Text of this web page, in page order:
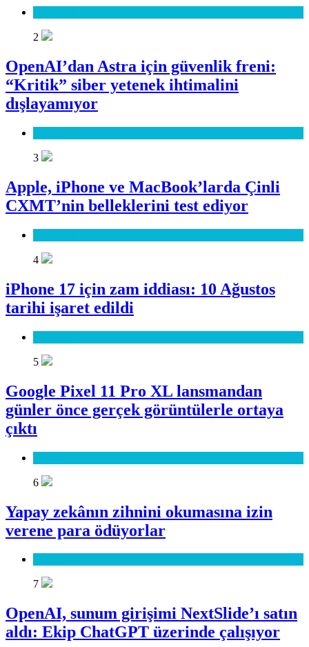
2
OpenAI’dan Astra için güvenlik freni:
“Kritik” siber yetenek ihtimalini
dışlayamıyor
3
Apple, iPhone ve MacBook’larda Çinli
CXMT’nin belleklerini test ediyor
4
iPhone 17 için zam iddiası: 10 Ağustos
tarihi işaret edildi
5
Google Pixel 11 Pro XL lansmandan
günler önce gerçek görüntülerle ortaya
çıktı
6
Yapay zekânın zihnini okumasına izin
verene para ödüyorlar
7
OpenAI, sunum girişimi NextSlide’ı satın
aldı: Ekip ChatGPT üzerinde çalışıyor